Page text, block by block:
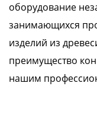
оборудование
занимающихся
изделий из
преимущество
нашим